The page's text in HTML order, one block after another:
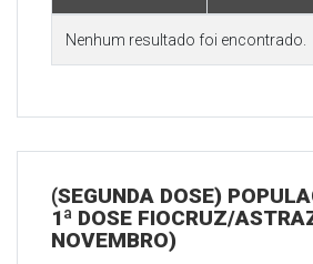
Nenhum resultado foi encontrado.
(SEGUNDA DOSE)
1ª DOSE FIOCRUZ/
NOVEMBRO)